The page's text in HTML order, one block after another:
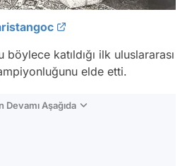
katıldığı ilk uluslararası
elde etti.
Devamı Aşağıda